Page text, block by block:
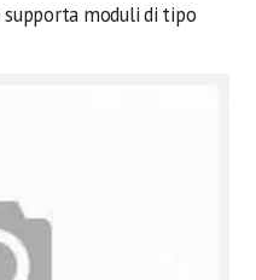
moduli di tipo